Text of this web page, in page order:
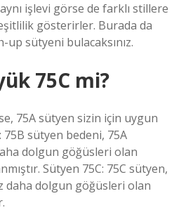
işlevi görse de farklı stillere
gösterirler. Burada da
sütyeni bulacaksınız.
75C mi?
75A sütyen sizin için uygun
sütyen bedeni, 75A
dolgun göğüsleri olan
Sütyen 75C: 75C sütyen,
daha dolgun göğüsleri olan